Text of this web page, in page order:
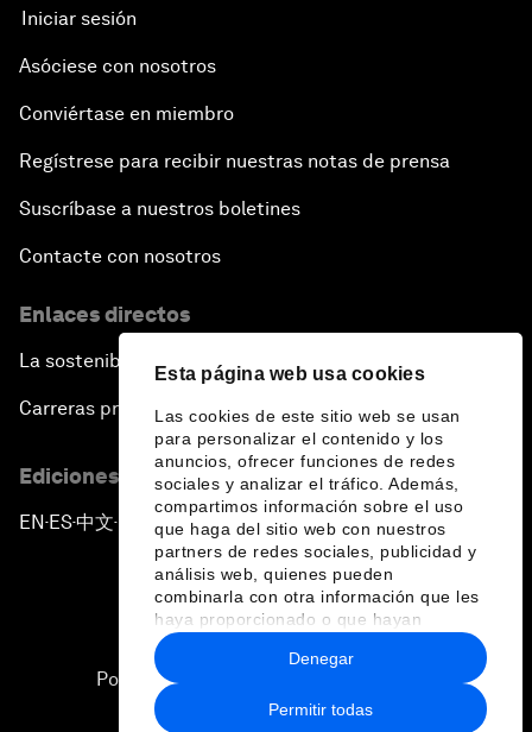
Esta página web usa cookies
Las cookies de este sitio web se usan
para personalizar el contenido y los
anuncios, ofrecer funciones de redes
sociales y analizar el tráfico. Además,
compartimos información sobre el uso
que haga del sitio web con nuestros
partners de redes sociales, publicidad y
análisis web, quienes pueden
combinarla con otra información que les
haya proporcionado o que hayan
recopilado a partir del uso que haya
hecho de sus servicios.
Permitir todas
Denegar
Iniciar sesión
Asóciese con nosotros
Conviértase en miembro
Regístrese para recibir nuestras notas de prensa
Suscríbase a nuestros boletines
Contacte con nosotros
Enlaces directos
La sostenibilidad en el Foro
Carreras profesionales
Ediciones en otros idiomas
EN ▪ ES▪中文▪ 日本語
Política de privacidad y normas de uso